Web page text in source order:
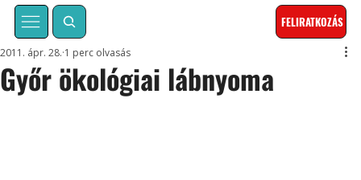
FELIRATKOZÁS
Győr ökológiai lábnyoma
2011. ápr. 28. 1 perc olvasás